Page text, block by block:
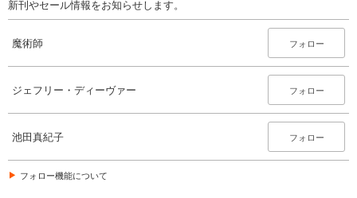
新刊やセール情報をお知らせします。
魔術師 フォロー
ジェフリー・ディーヴァー フォロー
池田真紀子 フォロー
フォロー機能について